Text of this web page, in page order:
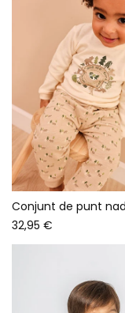
32,95 €